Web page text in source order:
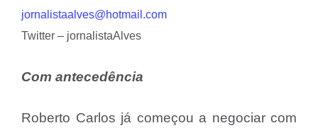
jornalistaalves@hotmail.com
Twitter – jornalistaAlves
Com antecedência
Roberto Carlos já começou a negociar com